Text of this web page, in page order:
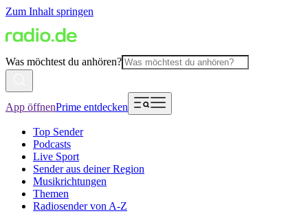
Zum Inhalt springen
Was möchtest du anhören?
App öffnenPrime entdecken
Top Sender
Podcasts
Live Sport
Sender aus deiner Region
Musikrichtungen
Themen
Radiosender von A-Z